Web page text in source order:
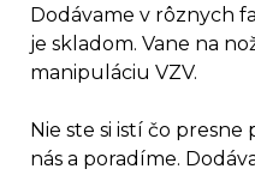
Dodávame v rôznych
je skladom. Vane na
manipuláciu VZV.
Nie ste si istí čo
nás a poradíme.